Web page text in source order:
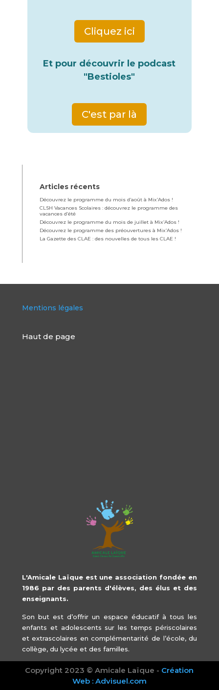
Cliquez ici
Et pour découvrir le podcast
"Bestioles"
C'est par là
Articles récents
Découvrez le programme du mois d’août à Mix’Ados !
CLSH Vacances Scolaires : découvrez le programme des
vacances d’été
Découvrez le programme du mois de juillet à Mix’Ados !
Découvrez le programme des préouvertures à Mix’Ados !
La Gazette des CLAE : des nouvelles de tous les CLAE !
Mentions légales
Haut de page
L'Amicale Laïque est une association fondée en
1986 par des parents d'élèves, des élus et des
enseignants.
Son but est d’offrir un espace éducatif à tous les
enfants et adolescents sur les temps périscolaires
et extrascolaires en complémentarité de l’école, du
collège, du lycée et des familles.
Copyright 2023 © Amicale Laïque - Création
Web : Advisuel.com